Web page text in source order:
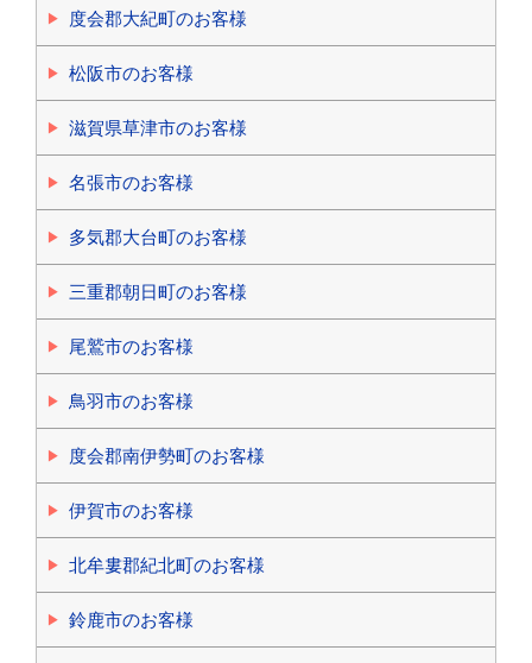
度会郡大紀町のお客様
松阪市のお客様
滋賀県草津市のお客様
名張市のお客様
多気郡大台町のお客様
三重郡朝日町のお客様
尾鷲市のお客様
鳥羽市のお客様
度会郡南伊勢町のお客様
伊賀市のお客様
北牟婁郡紀北町のお客様
鈴鹿市のお客様